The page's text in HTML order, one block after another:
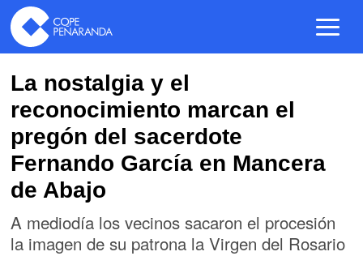
La nostalgia y el
reconocimiento marcan el
pregón del sacerdote
Fernando García en Mancera
de Abajo
A mediodía los vecinos sacaron el procesión
la imagen de su patrona la Virgen del Rosario